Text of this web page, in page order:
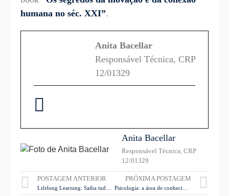
humana no séc. XXI”.
Anita Bacellar
Responsável Técnica, CRP
12/01329
Anita Bacellar
Responsável Técnica, CRP
12/01329
POSTAGEM ANTERIOR PRÓXIMA POSTAGEM